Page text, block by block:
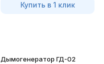
Купить в 1 клик
Дымогенератор ГД-02